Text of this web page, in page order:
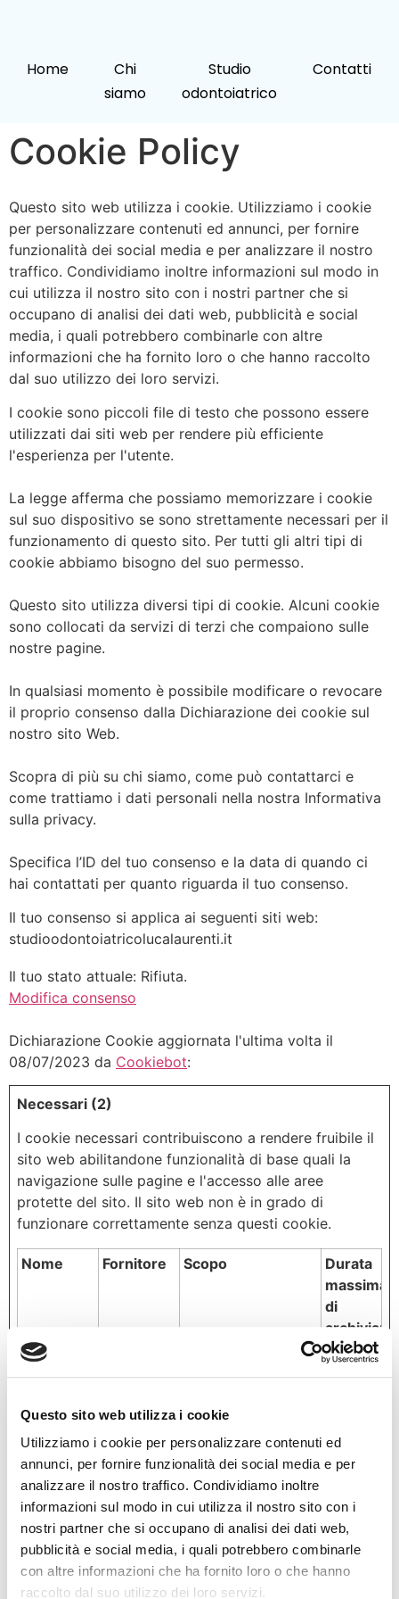
Questo sito web utilizza i cookie
Utilizziamo i cookie per personalizzare contenuti ed
annunci, per fornire funzionalità dei social media e per
analizzare il nostro traffico. Condividiamo inoltre
informazioni sul modo in cui utilizza il nostro sito con i
nostri partner che si occupano di analisi dei dati web,
pubblicità e social media, i quali potrebbero combinarle
con altre informazioni che ha fornito loro o che hanno
raccolto dal suo utilizzo dei loro servizi.
Home
Chi
siamo
Studio
odontoiatrico
Contatti
Cookie Policy
Questo sito web utilizza i cookie. Utilizziamo i cookie
per personalizzare contenuti ed annunci, per fornire
funzionalità dei social media e per analizzare il nostro
traffico. Condividiamo inoltre informazioni sul modo in
cui utilizza il nostro sito con i nostri partner che si
occupano di analisi dei dati web, pubblicità e social
media, i quali potrebbero combinarle con altre
informazioni che ha fornito loro o che hanno raccolto
dal suo utilizzo dei loro servizi.
I cookie sono piccoli file di testo che possono essere
utilizzati dai siti web per rendere più efficiente
l'esperienza per l'utente.
La legge afferma che possiamo memorizzare i cookie
sul suo dispositivo se sono strettamente necessari per il
funzionamento di questo sito. Per tutti gli altri tipi di
cookie abbiamo bisogno del suo permesso.
Questo sito utilizza diversi tipi di cookie. Alcuni cookie
sono collocati da servizi di terzi che compaiono sulle
nostre pagine.
In qualsiasi momento è possibile modificare o revocare
il proprio consenso dalla Dichiarazione dei cookie sul
nostro sito Web.
Scopra di più su chi siamo, come può contattarci e
come trattiamo i dati personali nella nostra Informativa
sulla privacy.
Specifica l’ID del tuo consenso e la data di quando ci
hai contattati per quanto riguarda il tuo consenso.
Il tuo consenso si applica ai seguenti siti web:
studioodontoiatricolucalaurenti.it
Il tuo stato attuale: Rifiuta.
Modifica consenso
Dichiarazione Cookie aggiornata l'ultima volta il
08/07/2023 da Cookiebot:
Necessari (2)
I cookie necessari contribuiscono a rendere fruibile il
sito web abilitandone funzionalità di base quali la
navigazione sulle pagine e l'accesso alle aree
protette del sito. Il sito web non è in grado di
funzionare correttamente senza questi cookie.
Nome Fornitore Scopo
Durata
massima
di
CookieCo
nsent
Memorizza lo stato
del consenso ai
per il dominio
corrente
1 anno
elementor
studioodo
ntoiatricol
ucalaurent
i.it
Utilizzato
nell'ambito del
tema WordPress
del sito web. Il
cookie consente al
proprietario del
Persist